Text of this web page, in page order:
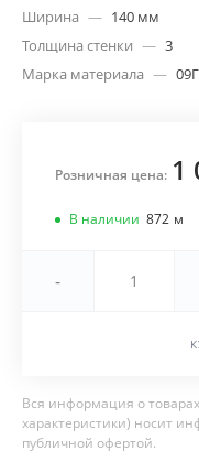
Ширина — 140 мм
Толщина стенки — 3
Марка материала —
Розничная цена: 1
В наличии 872 м
-
Вся информация о
характеристики) носит
публичной офертой.